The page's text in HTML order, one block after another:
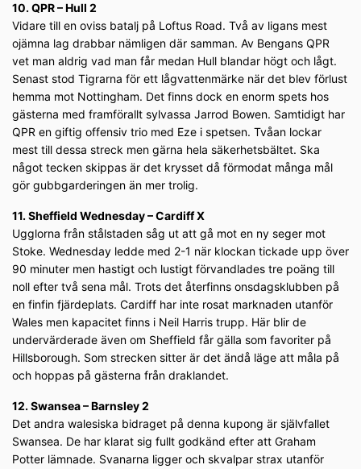
10. QPR – Hull 2
Vidare till en oviss batalj på Loftus Road. Två av ligans mest
ojämna lag drabbar nämligen där samman. Av Bengans QPR
vet man aldrig vad man får medan Hull blandar högt och lågt.
Senast stod Tigrarna för ett lågvattenmärke när det blev förlust
hemma mot Nottingham. Det finns dock en enorm spets hos
gästerna med framförallt sylvassa Jarrod Bowen. Samtidigt har
QPR en giftig offensiv trio med Eze i spetsen. Tvåan lockar
mest till dessa streck men gärna hela säkerhetsbältet. Ska
något tecken skippas är det krysset då förmodat många mål
gör gubbgarderingen än mer trolig.
11. Sheffield Wednesday – Cardiff X
Ugglorna från stålstaden såg ut att gå mot en ny seger mot
Stoke. Wednesday ledde med 2-1 när klockan tickade upp över
90 minuter men hastigt och lustigt förvandlades tre poäng till
noll efter två sena mål. Trots det återfinns onsdagsklubben på
en finfin fjärdeplats. Cardiff har inte rosat marknaden utanför
Wales men kapacitet finns i Neil Harris trupp. Här blir de
undervärderade även om Sheffield får gälla som favoriter på
Hillsborough. Som strecken sitter är det ändå läge att måla på
och hoppas på gästerna från draklandet.
12. Swansea – Barnsley 2
Det andra walesiska bidraget på denna kupong är självfallet
Swansea. De har klarat sig fullt godkänd efter att Graham
Potter lämnade. Svanarna ligger och skvalpar strax utanför